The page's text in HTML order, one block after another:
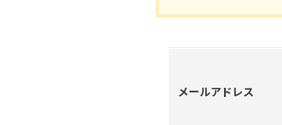
メールアドレス